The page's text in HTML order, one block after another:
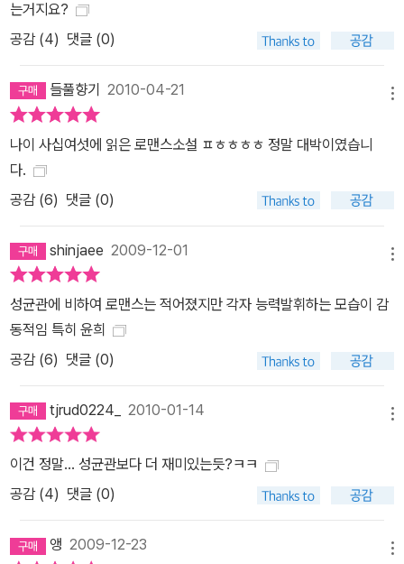
는거지요?
공감 (4) 댓글 (0)
들풀향기 2010-04-21
나이 사십여섯에 읽은 로맨스소설 ㅍㅎㅎㅎㅎ 정말 대박이였습니
다.
공감 (6) 댓글 (0)
shinjaee 2009-12-01
성균관에 비하여 로맨스는 적어졌지만 각자 능력발휘하는 모습이 감
동적임 특히 윤희
공감 (6) 댓글 (0)
tjrud0224_ 2010-01-14
이건 정말... 성균관보다 더 재미있는듯?ㅋㅋ
공감 (4) 댓글 (0)
앵 2009-12-23